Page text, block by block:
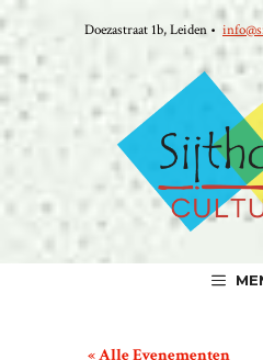
naar
de
inhoud
Doezastraat 1b, Leiden •
« Alle Evenementen